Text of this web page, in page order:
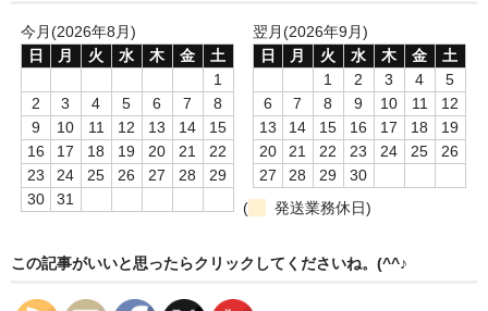
今月(2026年8月)
日
月 火 水 木 金
土
1
2
3 4 5 6 7
8
9
10 11 12 13 14
15
16
17 18 19 20 21
22
23
24 25 26 27 28
29
30
31
翌月(2026年9月)
日
月 火 水 木 金
土
1
2 3 4
5
6
7 8 9 10 11
12
13
14 15 16 17 18
19
20
21 22 23 24 25
26
27
28 29
30
(
発送業務休日)
この記事がいいと思ったらクリックしてくださいね。(^^♪